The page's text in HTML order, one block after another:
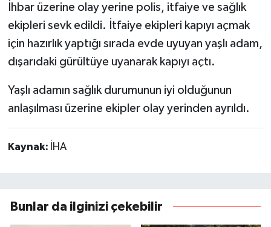
İhbar üzerine olay yerine polis, itfaiye ve sağlık
ekipleri sevk edildi. İtfaiye ekipleri kapıyı açmak
için hazırlık yaptığı sırada evde uyuyan yaşlı adam,
dışarıdaki gürültüye uyanarak kapıyı açtı.
Yaşlı adamın sağlık durumunun iyi olduğunun
anlaşılması üzerine ekipler olay yerinden ayrıldı.
Kaynak: İHA
Bunlar da ilginizi çekebilir